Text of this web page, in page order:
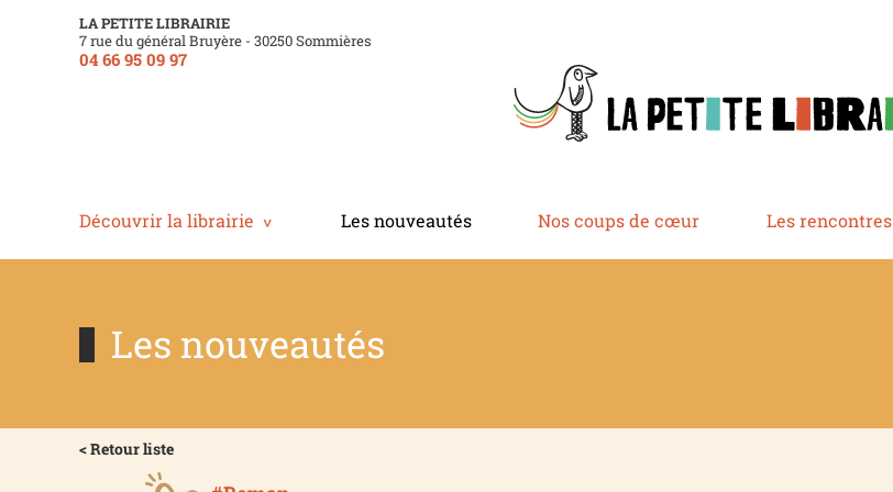
LA PETITE LIBRAIRIE
7 rue du général Bruyère - 30250 Sommières
04 66 95 09 97
Découvrir la librairie Les nouveautés Nos coups de cœur Les rencontres
Les nouveautés
< Retour liste